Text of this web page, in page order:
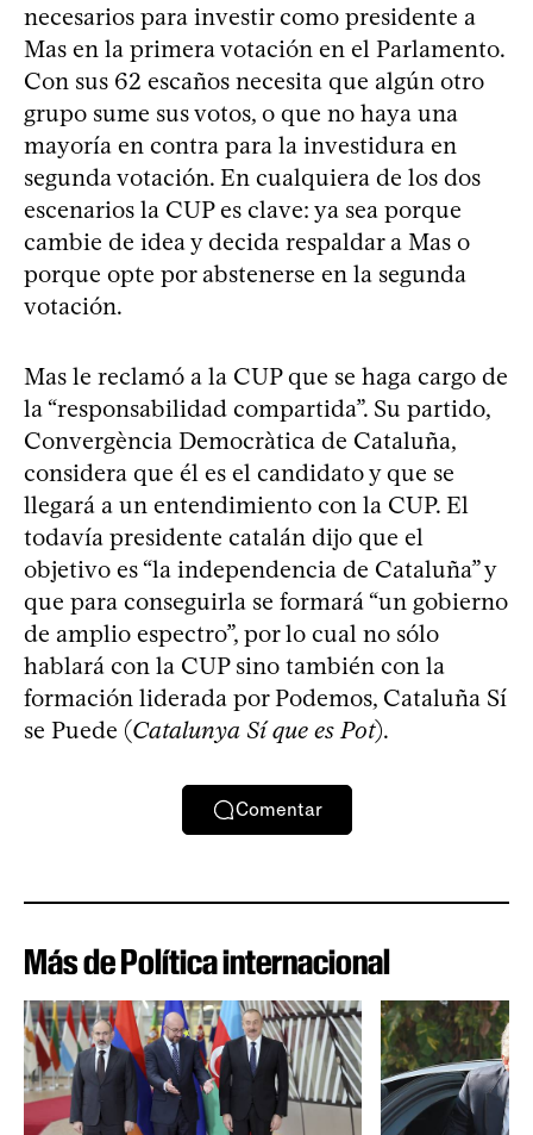
necesarios para investir como presidente a
Mas en la primera votación en el Parlamento.
Con sus 62 escaños necesita que algún otro
grupo sume sus votos, o que no haya una
mayoría en contra para la investidura en
segunda votación. En cualquiera de los dos
escenarios la CUP es clave: ya sea porque
cambie de idea y decida respaldar a Mas o
porque opte por abstenerse en la segunda
votación.
Mas le reclamó a la CUP que se haga cargo de
la “responsabilidad compartida”. Su partido,
Convergència Democràtica de Cataluña,
considera que él es el candidato y que se
llegará a un entendimiento con la CUP. El
todavía presidente catalán dijo que el
objetivo es “la independencia de Cataluña” y
que para conseguirla se formará “un gobierno
de amplio espectro”, por lo cual no sólo
hablará con la CUP sino también con la
formación liderada por Podemos, Cataluña Sí
se Puede (Catalunya Sí que es Pot).
Comentar
Más de Política internacional